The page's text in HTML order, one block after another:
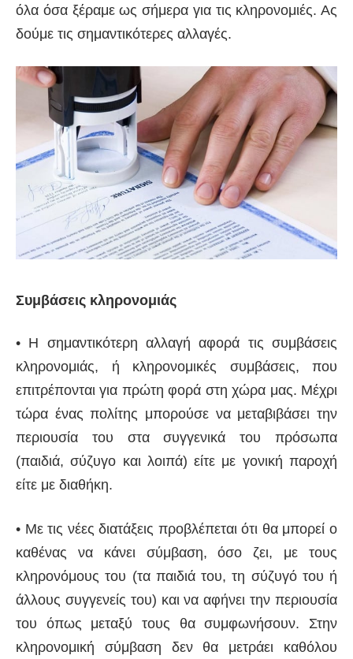
όλα όσα ξέραμε ως σήμερα για τις κληρονομιές. Ας
δούμε τις σημαντικότερες αλλαγές.
Συμβάσεις κληρονομιάς
• Η σημαντικότερη αλλαγή αφορά τις συμβάσεις
κληρονομιάς, ή κληρονομικές συμβάσεις, που
επιτρέπονται για πρώτη φορά στη χώρα μας. Μέχρι
τώρα ένας πολίτης μπορούσε να μεταβιβάσει την
περιουσία του στα συγγενικά του πρόσωπα
(παιδιά, σύζυγο και λοιπά) είτε με γονική παροχή
είτε με διαθήκη.
• Με τις νέες διατάξεις προβλέπεται ότι θα μπορεί ο
καθένας να κάνει σύμβαση, όσο ζει, με τους
κληρονόμους του (τα παιδιά του, τη σύζυγό του ή
άλλους συγγενείς του) και να αφήνει την περιουσία
του όπως μεταξύ τους θα συμφωνήσουν. Στην
κληρονομική σύμβαση δεν θα μετράει καθόλου